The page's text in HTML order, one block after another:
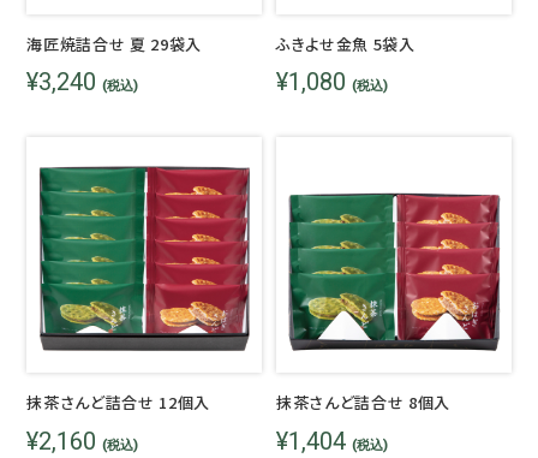
海匠焼詰合せ 夏 29袋入
¥3,240 (税込)
ふきよせ金魚 5袋入
¥1,080 (税込)
抹茶さんど詰合せ 12個入
¥2,160 (税込)
抹茶さんど詰合せ 8個入
¥1,404 (税込)